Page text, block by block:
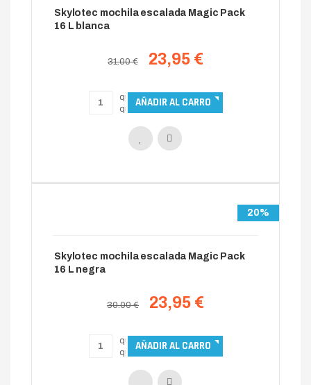
Skylotec mochila escalada Magic Pack
16 L blanca
31.00 € 23,95 €
20%
Skylotec mochila escalada Magic Pack
16 L negra
30.00 € 23,95 €